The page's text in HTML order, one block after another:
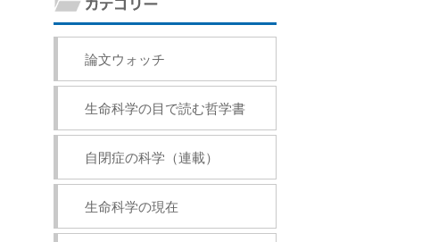
論文ウォッチ
生命科学の目で読む哲学書
自閉症の科学（連載）
生命科学の現在